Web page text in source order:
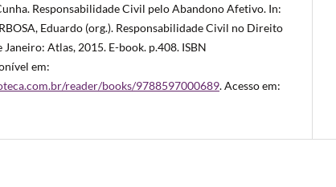
Responsabilidade Civil pelo Abandono Afetivo. In:
Eduardo (org.). Responsabilidade Civil no Direito
Janeiro: Atlas, 2015. E-book. p.408. ISBN
em:
reader/books/9788597000689. Acesso em: